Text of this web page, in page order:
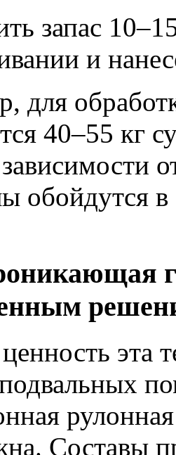
запас
и
для
40–55 кг
обойдутся
эта
Составы